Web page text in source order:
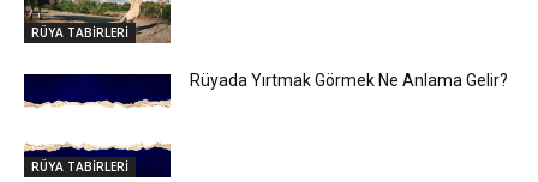
RÜYA TABİRLERİ
RÜYA TABİRLERİ
Rüyada Yırtmak Görmek Ne Anlama Gelir?